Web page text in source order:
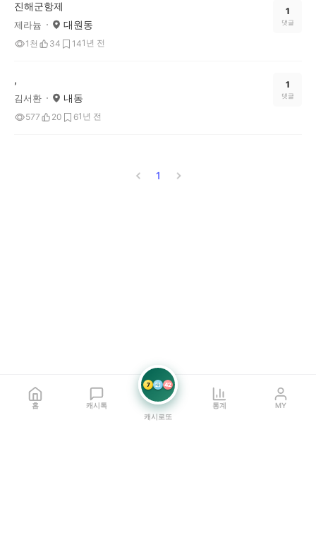
진해군항제
제라늄 대원동
1천 34 141년 전
1
댓글
,
김서환 내동
577 20 61년 전
1
댓글
1
홈 캐시톡
7 21 42
캐시로또
통계 MY